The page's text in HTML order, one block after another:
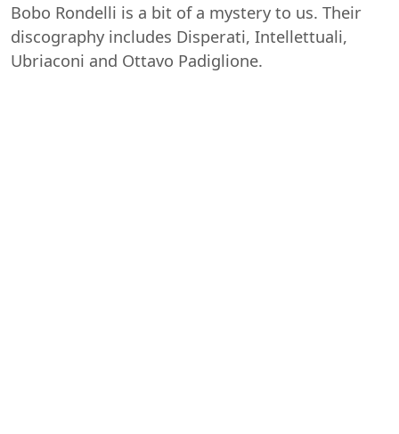
Bobo Rondelli is a bit of a mystery to us. Their
discography includes Disperati, Intellettuali,
Ubriaconi and Ottavo Padiglione.